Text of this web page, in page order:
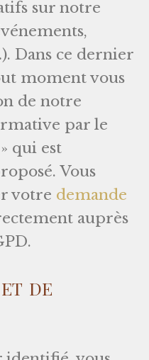
sur notre
Dans ce dernier
moment vous
de notre
par le
qui est
Vous
votre demande
auprès
de